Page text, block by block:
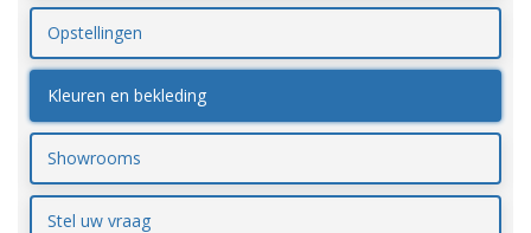
Opstellingen
Kleuren en bekleding
Showrooms
Stel uw vraag